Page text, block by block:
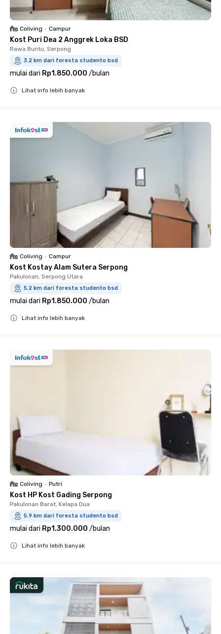
Coliving • Campur
Kost Puri Dea 2 Anggrek Loka BSD
Rawa Buntu, Serpong
3.2 km dari foresta studento bsd
mulai dari Rp1.850.000 /bulan
Lihat info lebih banyak
Coliving • Campur
Kost Kostay Alam Sutera Serpong
Pakulonan, Serpong Utara
5.2 km dari foresta studento bsd
mulai dari Rp1.850.000 /bulan
Lihat info lebih banyak
Coliving • Putri
Kost HP Kost Gading Serpong
Pakulonan Barat, Kelapa Dua
5.9 km dari foresta studento bsd
mulai dari Rp1.300.000 /bulan
Lihat info lebih banyak